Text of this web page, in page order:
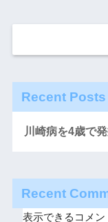
Recent Posts
川崎病を4歳で
Recent
表示できるコメン